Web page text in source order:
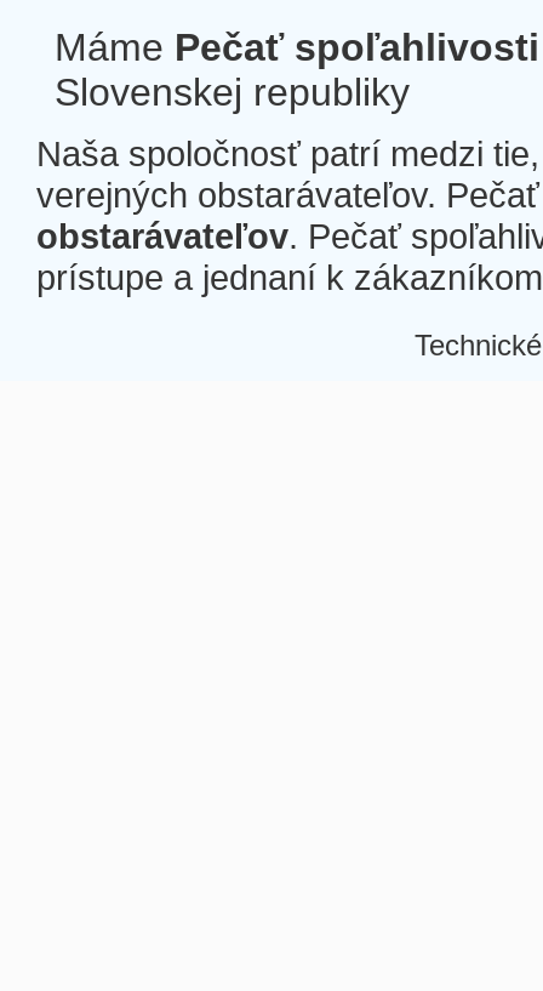
Máme Pečať spoľahlivosti
Slovenskej republiky
Naša spoločnosť patrí medzi
verejných obstarávateľov.
obstarávateľov. Pečať
prístupe a jednaní k